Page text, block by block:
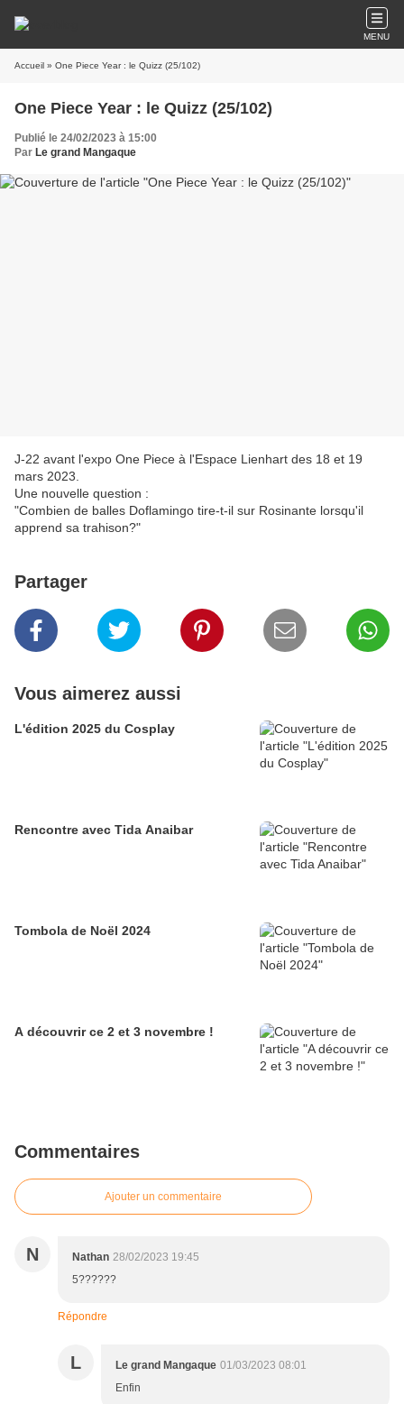
MENU
Accueil » One Piece Year : le Quizz (25/102)
One Piece Year : le Quizz (25/102)
Publié le 24/02/2023 à 15:00
Par Le grand Mangaque
J-22 avant l'expo One Piece à l'Espace Lienhart des 18 et 19
mars 2023.
Une nouvelle question :
"Combien de balles Doflamingo tire-t-il sur Rosinante lorsqu'il
apprend sa trahison?"
Partager
Vous aimerez aussi
L'édition 2025 du Cosplay
Rencontre avec Tida Anaibar
Tombola de Noël 2024
A découvrir ce 2 et 3 novembre !
Commentaires
Ajouter un commentaire
N Nathan 28/02/2023 19:45
5??????
Répondre
L Le grand Mangaque 01/03/2023 08:01
Enfin